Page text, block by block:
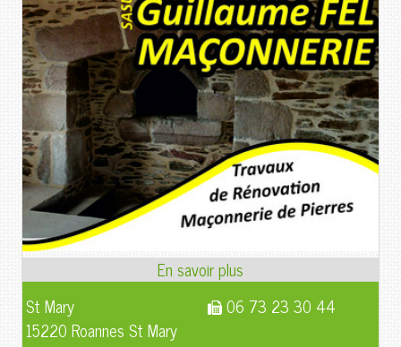
St Mary
15220 Roannes St Mary
06 73 23 30 44